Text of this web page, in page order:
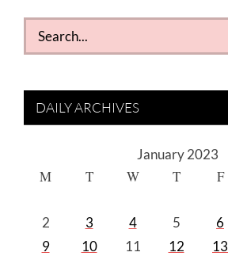
Search
for:
DAILY ARCHIVES
January 2023
M T W T F
2
3 4 5 6
9
10 11 12 13